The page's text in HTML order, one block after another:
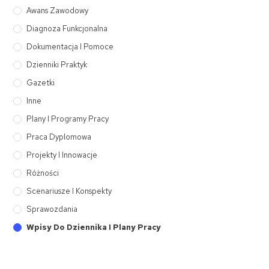
Awans Zawodowy
Diagnoza Funkcjonalna
Dokumentacja I Pomoce
Dzienniki Praktyk
Gazetki
Inne
Plany I Programy Pracy
Praca Dyplomowa
Projekty I Innowacje
Różności
Scenariusze I Konspekty
Sprawozdania
Wpisy Do Dziennika I Plany Pracy